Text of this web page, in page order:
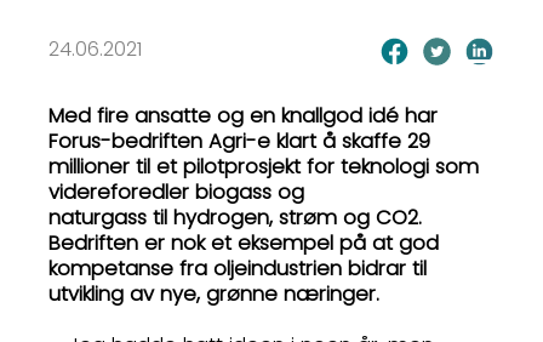
24.06.2021
Med fire ansatte og en knallgod idé har
Forus-bedriften Agri-e klart å skaffe 29
millioner til et pilotprosjekt for teknologi som
videreforedler biogass og
naturgass til hydrogen, strøm og CO2.
Bedriften er nok et eksempel på at god
kompetanse fra oljeindustrien bidrar til
utvikling av nye, grønne næringer.